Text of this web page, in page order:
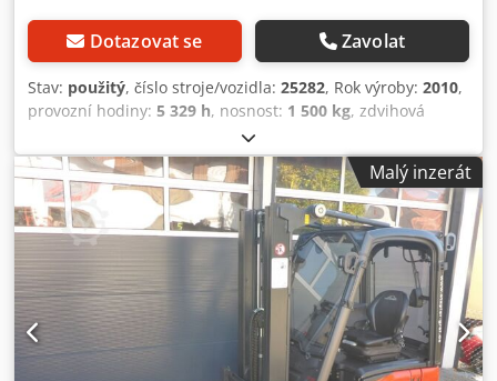
Dotazovat se Zavolat
Stav: použitý, číslo stroje/vozidla: 25282, Rok výroby: 2010,
provozní hodiny: 5 329 h, nosnost: 1 500 kg, zdvihová
, volný zdvih:1 380 mm
elektrický, typ stožáru:triplex, stavební výška:1 960 mm,
Vybavení:boční posuv, .: 25282 Detaily zařízení: Rok
výroby: 2010 Nosnost: 1500 kg Výška zdvihu: 4170 mm
Provozní hodiny: 5329 h Volný zdvih: 1380 mm Typ
masteru: Triplex Výška stožáru: 1960 mm Délka/šířka/výška:
1850 / 1090 / 1960 mm Provozní hmotnost: 3176 kg Baterie
od roku výroby: 2011 ---- Zařízení: * Ochranná střecha * 3.
ventil * Přední pracovní světla ----- Přílohy: * Boční posun
Dodpfotw Acnex Agdsck ---- Další informace o zařízení: ----
Provozní doba je obvykle odečtena v hodinách. Rádi vám
Malý inzerát